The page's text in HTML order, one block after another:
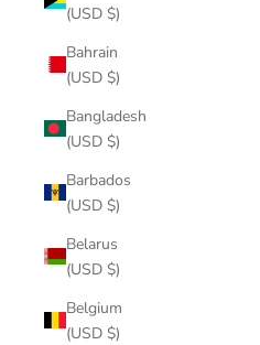
(USD $)
Bahrain
(USD $)
Bangladesh
(USD $)
Barbados
(USD $)
Belarus
(USD $)
Belgium
(USD $)